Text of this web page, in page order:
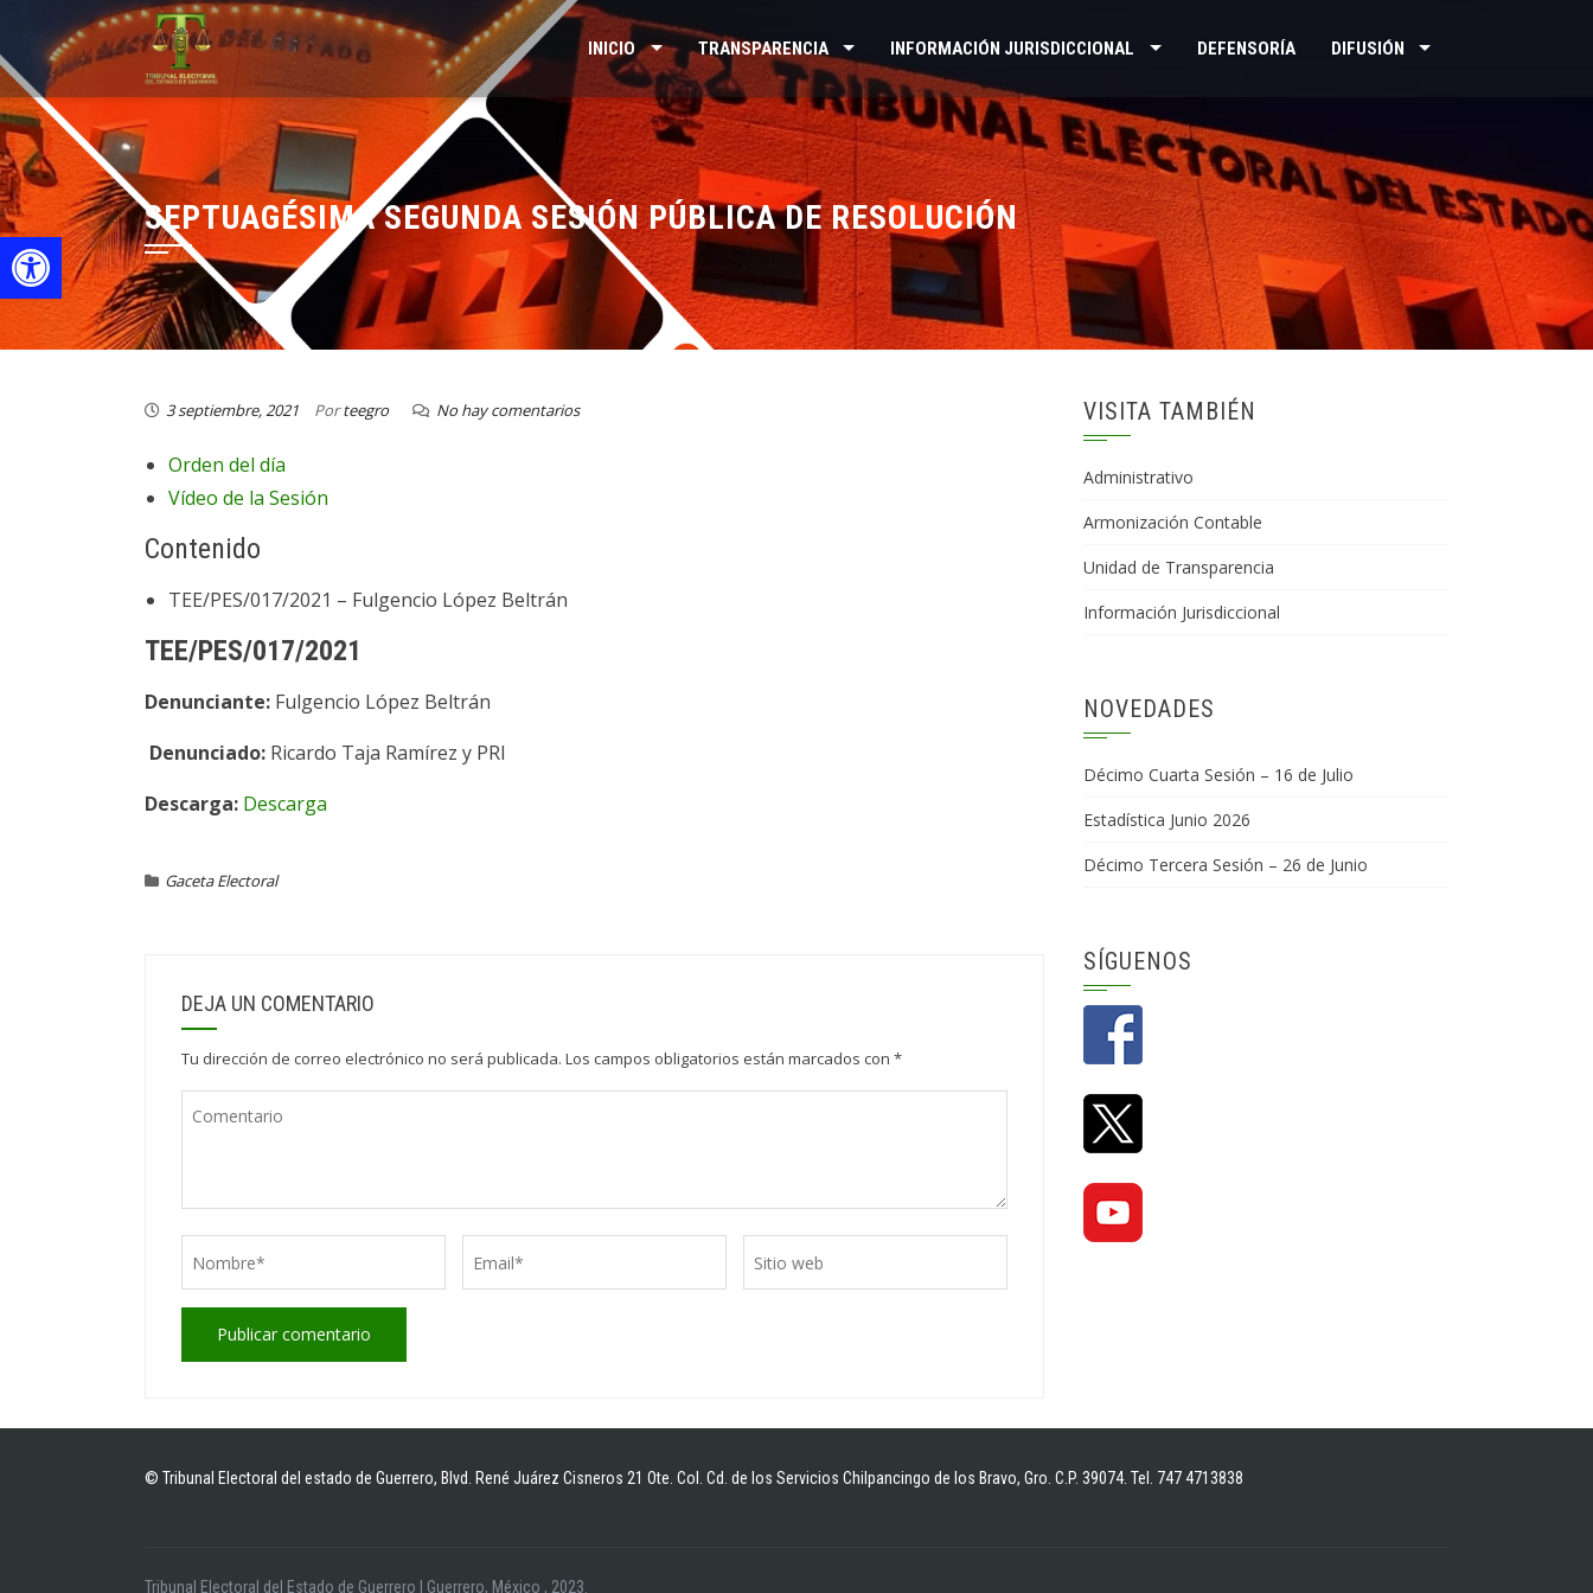
Open toolbar
INICIO TRANSPARENCIA INFORMACIÓN JURISDICCIONAL DEFENSORÍA DIFUSIÓN
SEPTUAGÉSIMA SEGUNDA SESIÓN PÚBLICA DE RESOLUCIÓN
3 septiembre, 2021 Porteegro No hay comentarios
Orden del día
Vídeo de la Sesión
Contenido
TEE/PES/017/2021 – Fulgencio López Beltrán
TEE/PES/017/2021
Denunciante: Fulgencio López Beltrán
Denunciado: Ricardo Taja Ramírez y PRI
Descarga: Descarga
Gaceta Electoral
DEJA UN COMENTARIO
Tu dirección de correo electrónico no será publicada. Los campos obligatorios están marcados con *
VISITA TAMBIÉN
Administrativo
Armonización Contable
Unidad de Transparencia
Información Jurisdiccional
NOVEDADES
Décimo Cuarta Sesión – 16 de Julio
Estadística Junio 2026
Décimo Tercera Sesión – 26 de Junio
SÍGUENOS
© Tribunal Electoral del estado de Guerrero, Blvd. René Juárez Cisneros 21 Ote. Col. Cd. de los Servicios Chilpancingo de los Bravo, Gro. C.P. 39074. Tel. 747 4713838
Tribunal Electoral del Estado de Guerrero Guerrero, México , 2023.